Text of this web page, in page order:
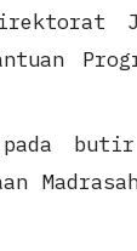
pada